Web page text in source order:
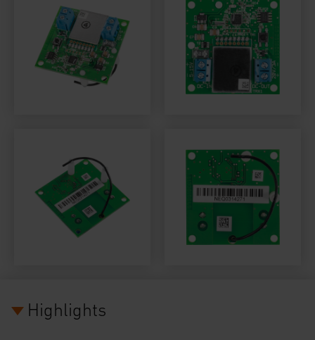
Highlights